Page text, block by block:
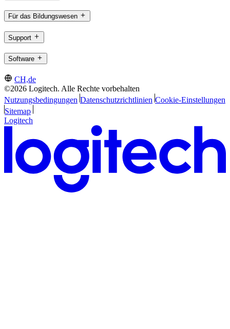
Für das Bildungswesen
Support
Software
CH,de
©2026 Logitech. Alle Rechte vorbehalten
Nutzungsbedingungen Datenschutzrichtlinien Cookie-Einstellungen
Sitemap
Logitech